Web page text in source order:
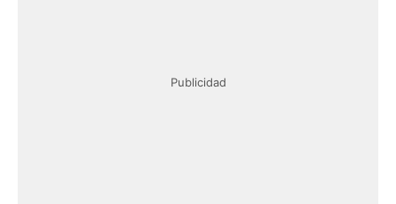
Publicidad